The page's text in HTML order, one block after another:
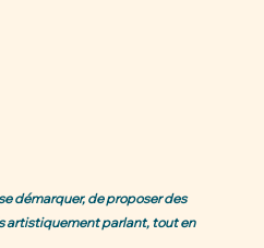
démarquer, de proposer des
artistiquement parlant, tout en